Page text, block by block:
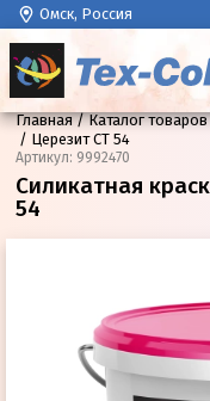
Омск, Россия
Главная Каталог товаров
Церезит CT 54
Артикул: 9992470
Силикатная
54